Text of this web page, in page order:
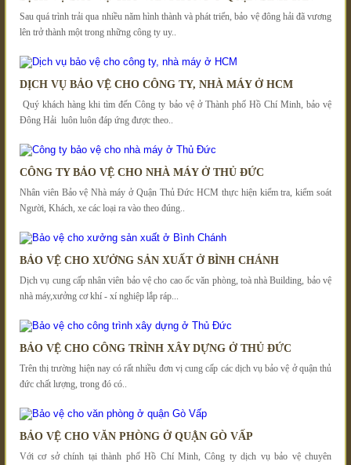
Sau quá trình trải qua nhiều năm hình thành và phát triển, bảo vệ đông hải đã vương
lên trở thành một trong những công ty uy..
DỊCH VỤ BẢO VỆ CHO CÔNG TY, NHÀ MÁY Ở HCM
Quý khách hàng khi tìm đến Công ty bảo vệ ở Thành phố Hồ Chí Minh, bảo vệ
Đông Hải luôn luôn đáp ứng được theo..
CÔNG TY BẢO VỆ CHO NHÀ MÁY Ở THỦ ĐỨC
Nhân viên Bảo vệ Nhà máy ở Quận Thủ Đức HCM thực hiện kiểm tra, kiểm soát
Người, Khách, xe các loại ra vào theo đúng..
BẢO VỆ CHO XƯỞNG SẢN XUẤT Ở BÌNH CHÁNH
Dịch vụ cung cấp nhân viên bảo vệ cho cao ốc văn phòng, toà nhà Building, bảo vệ
nhà máy,xưởng cơ khí - xí nghiệp lắp ráp...
BẢO VỆ CHO CÔNG TRÌNH XÂY DỰNG Ở THỦ ĐỨC
Trên thị trường hiện nay có rất nhiều đơn vị cung cấp các dịch vụ bảo vệ ở quận thủ
đức chất lượng, trong đó có..
BẢO VỆ CHO VĂN PHÒNG Ở QUẬN GÒ VẤP
Với cơ sở chính tại thành phố Hồ Chí Minh, Công ty dịch vụ bảo vệ chuyên